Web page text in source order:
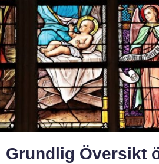
Grundlig Översikt